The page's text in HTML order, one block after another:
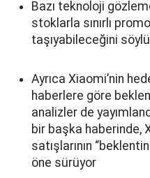
Bazı teknoloji
stoklarla sınırlı
taşıyabileceğini
Ayrıca Xiaomi’nin
haberlere göre
analizler de
bir başka haberinde,
satışlarının
öne sürüyor